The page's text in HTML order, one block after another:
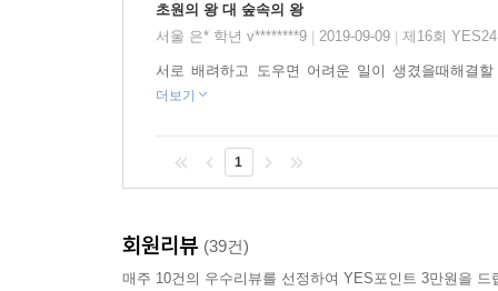
초원의 왕 대 숲속의 왕
서울 은* 학년 v********9
2019-09-09 제16회
서로 배려하고 도우면 어려운 일이 생겼을때해결
더보기
1
회원리뷰 (39건)
매주 10건의 우수리뷰를 선정하여 YES포인트 3만원을 드